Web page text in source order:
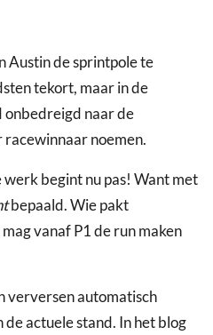
Austin de sprintpole te
tekort, maar in de
onbedreigd naar de
noemen.
begint nu pas! Want met
bepaald. Wie pakt
vanaf P1 de run maken
verversen automatisch
actuele stand. In het blog